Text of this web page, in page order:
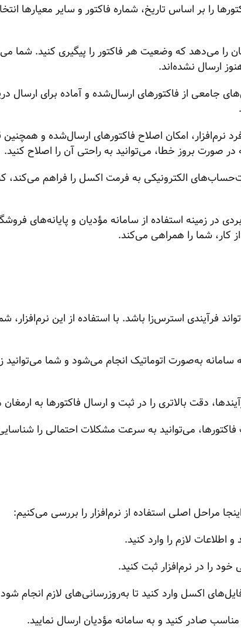
را بر اساس تاریخ، شماره فاکتور و سایر معیارها
را می‌دهد که وضعیت هر فاکتور را پیگیری کنید. شما
ارسال نشده‌اند.
جامعی از فاکتورهای ارسال‌شده و آماده برای ارسال
نرم‌افزار، امکان اصلاح فاکتورهای ارسال‌شده و
صورت بروز خطا، می‌توانید به راحتی آن را اصلاح کنید.
الکترونیکی به فرمت اکسل را فراهم می‌کند،
در زمینه استفاده از سامانه مؤدیان و پایانه‌های
کار، شما را همراهی می‌کند.
فرآیندی استرس‌زا باشد. با استفاده از این نرم‌افزار،
سامانه به‌صورت اتوماتیک انجام می‌شود و شما
دقت بالاتری را در ثبت و ارسال فاکتورها به
می‌توانید به سرعت مشکلات احتمالی را
مراحل اصلی استفاده از نرم‌افزار را بررسی می‌کنیم:
اطلاعات لازم را وارد کنید.
را در نرم‌افزار ثبت کنید.
اکسل وارد کنید تا به‌روزرسانی‌های لازم انجام
صادر کنید و به سامانه مؤدیان ارسال نمایید.